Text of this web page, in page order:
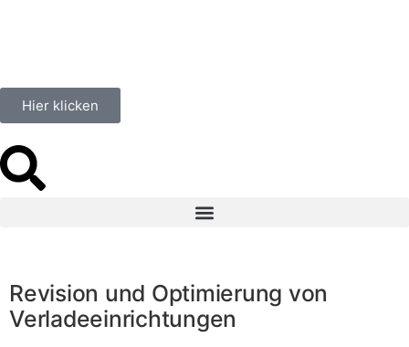
Hier klicken
Revision und Optimierung von
Verladeeinrichtungen